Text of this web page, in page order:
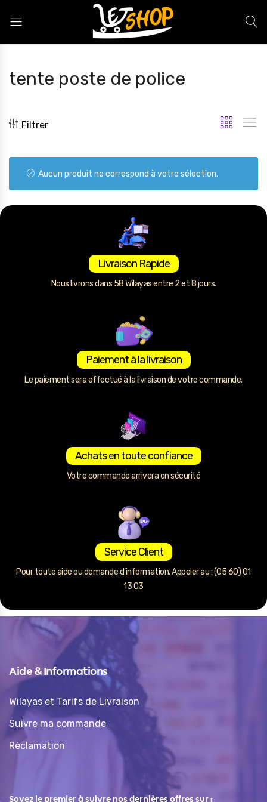
tente poste de police
Filtrer
Aucun produit ne correspond à votre sélection.
Livraison Rapide
Nous livrons dans 58 Wilayas entre 2 et 8 jours.
Paiement à la livraison
Le paiement sera effectué à la livraison de votre commande.
Achats en toute confiance
Votre commande arrivera en sécurité
Service Client
Pour toute aide ou demande d’information. Appeler au : (05 60) 01
13 03
Aide & Informations
Wilayas et Tarifs de Livraison
Suivre ma commande
Réclamation
Soyez le premier à suivre nos dernières offres sur :